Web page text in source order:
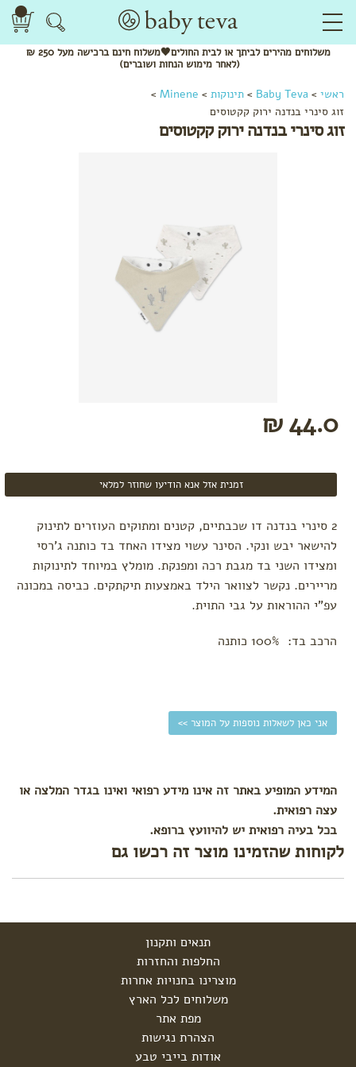
משלוחיםמהיריםלביתך או לבית החולים🖤משלוחחינם
ברכישה מעל 250 ₪
(לאחר מימוש הנחות ושוברים)
ראשי >
Baby Teva
> תינוקות >
Minene
>
זוג סינרי בנדנה ירוק קקטוסים
זוג סינרי בנדנה ירוק קקטוסים
44.0 ₪
זמנית אזל אנא הודיעו שחוזר למלאי
2 סינרי בנדנה דו שכבתיים, קטנים ומתוקים העוזרים לתינוק
להישאר יבש ונקי. הסינר עשוי מצידו האחד בד כותנה ג'רסי
ומצידו השני בד מגבת רכה ומפנקת. מומלץ במיוחד לתינוקות
מריירים. נקשר לצוואר הילד באמצעות תיקתקים. כביסה במכונה
עפ"י ההוראות על גבי התוית.
הרכב בד: 100% כותנה
אני כאן לשאלות נוספות על המוצר >>
המידע המופיע באתר זה אינו מידע רפואי ואינו בגדר המלצה או
עצה רפואית.
בכל בעיה רפואית יש להיוועץ ברופא.
לקוחות שהזמינו מוצר זה רכשו גם
תנאים ותקנון
החלפות והחזרות
מוצרינו בחנויות אחרות
משלוחים לכל הארץ
מפת אתר
הצהרת נגישות
אודות בייבי טבע